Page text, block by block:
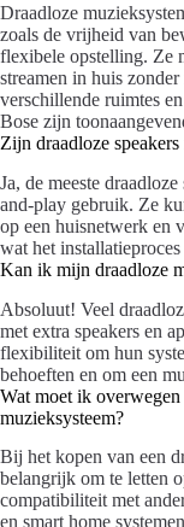
Draadloze
zoals de vrijheid van
flexibele opstelling. Ze
streamen in huis
verschillende ruimtes
Bose zijn
Zijn draadloze
Ja, de meeste
and-play gebruik. Ze
op een huisnetwerk en
wat het
Kan ik mijn draadloze
Absoluut! Veel
met extra speakers en
flexibiliteit om hun
behoeften en om een
Wat moet ik
muzieksysteem?
Bij het kopen van een
belangrijk om te letten
compatibiliteit met
en smart home